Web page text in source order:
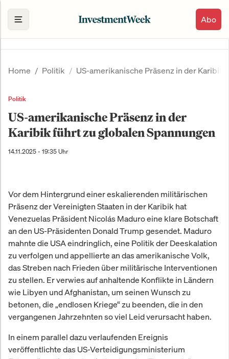
Abo
Home Politik US-amerikanische Präsenz in der Karibik
Politik
US-amerikanische Präsenz in der
Karibik führt zu globalen Spannungen
14.11.2025 - 19:35 Uhr
Vor dem Hintergrund einer eskalierenden militärischen
Präsenz der Vereinigten Staaten in der Karibik hat
Venezuelas Präsident Nicolás Maduro eine klare Botschaft
an den US-Präsidenten Donald Trump gesendet. Maduro
mahnte die USA eindringlich, eine Politik der Deeskalation
zu verfolgen und appellierte an das amerikanische Volk,
das Streben nach Frieden über militärische Interventionen
zu stellen. Er verwies auf anhaltende Konflikte in Ländern
wie Libyen und Afghanistan, um seinen Wunsch zu
betonen, die „endlosen Kriege“ zu beenden, die in den
vergangenen Jahrzehnten so viel Leid verursacht haben.
In einem parallel dazu verlaufenden Ereignis
veröffentlichte das US-Verteidigungsministerium